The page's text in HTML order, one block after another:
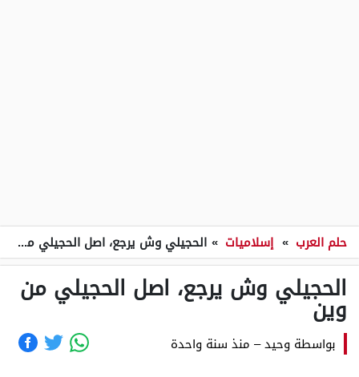
حلم العرب » إسلاميات » الحجيلي وش يرجع، اصل الحجيلي من وين
الحجيلي وش يرجع، اصل الحجيلي من
وين
بواسطة وحيد– منذ سنة واحدة